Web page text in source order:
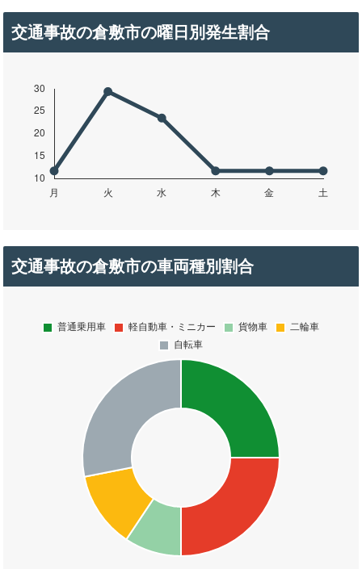
交通事故の倉敷市の曜日別発生割合
交通事故の倉敷市の車両種別割合